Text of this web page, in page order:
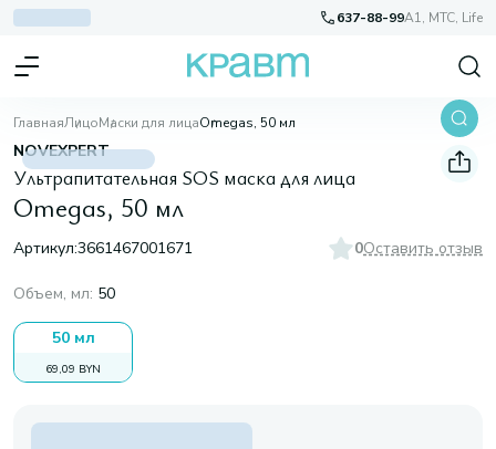
637-88-99A1, МТС, Life
ГлавнаяЛицоМаски для лицаOmegas, 50 мл
NOVEXPERT
Ультрапитательная SOS маска для лица
Omegas, 50 мл
Артикул:3661467001671 0Оставить отзыв
Объем, мл: 50
50 мл
69,09 BYN